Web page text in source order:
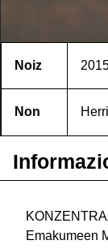
Noiz
Non
Emakumeen